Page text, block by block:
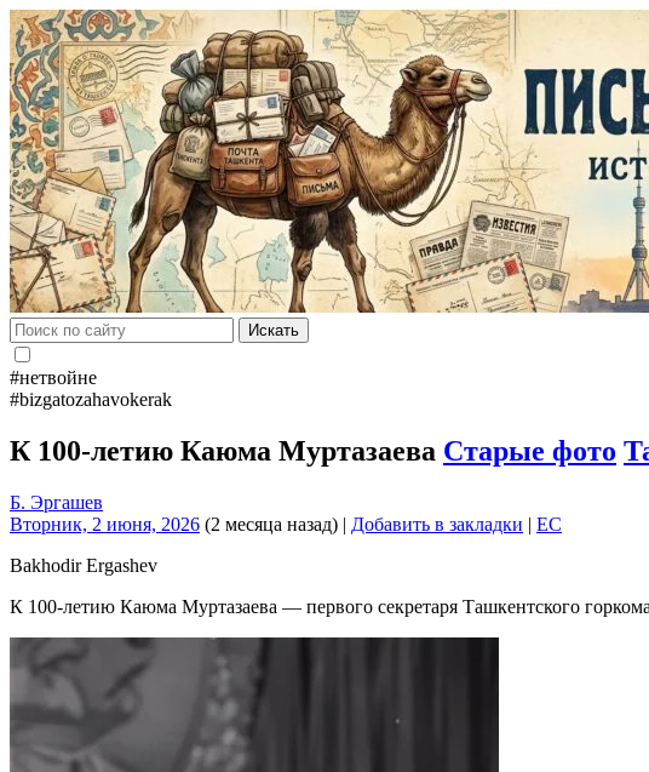
Искать
#нетвойне
#bizgatozahavokerak
К 100-летию Каюма Муртазаева Старые фото
Б. Эргашев
Вторник, 2 июня, 2026 (2 месяца назад) | Добавить в закладки | EC
Bakhodir Ergashev
К 100-летию Каюма Муртазаева — первого секретаря Ташкентского